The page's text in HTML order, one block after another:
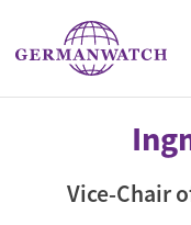
Skip to main content
Keyword search
Vice-Chair